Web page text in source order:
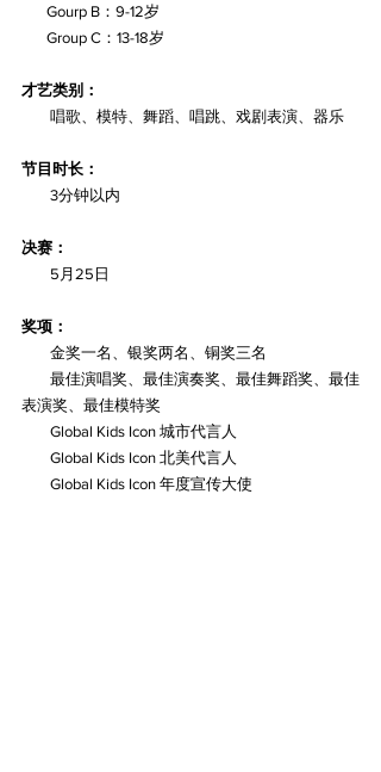
       Gourp B：9-12岁
Group C：13-18岁
才艺类别：
        唱歌、模特、舞蹈、唱跳、戏剧表演、器乐
节目时长：
        3分钟以内
决赛：
        5月25日
奖项：
        金奖一名、银奖两名、铜奖三名
表演奖、最佳模特奖
        Global Kids Icon 城市代言人
        Global Kids Icon 北美代言人
        Global Kids Icon 年度宣传大使